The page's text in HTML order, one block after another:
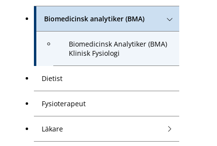
Biomedicinsk analytiker (BMA)
Biomedicinsk Analytiker (BMA)
Klinisk Fysiologi
Dietist
Fysioterapeut
Läkare